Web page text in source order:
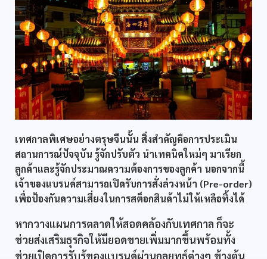
เทศกาลพิเศษอย่างตรุษจีนนั้น สิ่งสำคัญคือการประเมิน
สถานการณ์ปัจจุบัน รู้จักปรับตัว นำเทคนิคใหม่ๆ มาเรียก
ลูกค้าและรู้จักประมาณความต้องการของลูกค้า นอกจากนี้
เจ้าของแบรนด์สามารถเปิดรับการสั่งล่วงหน้า (Pre-order)
เพื่อป้องกันความเสี่ยงในการสต็อกสินค้าไม่ให้เหลือทิ้งได้
หากวางแผนการตลาดให้สอดคล้องกับเทศกาล ก็จะ
ช่วยส่งเสริมธุรกิจให้มียอดขายเพิ่มมากขึ้นพร้อมทั้ง
ช่วยเปิดการรับรู้ของแบรนด์ผ่านกลยุทธ์ต่างๆ ข้างต้น